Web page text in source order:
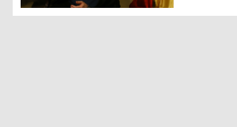
Cîgirê Nesrullah: Em piştgiriya